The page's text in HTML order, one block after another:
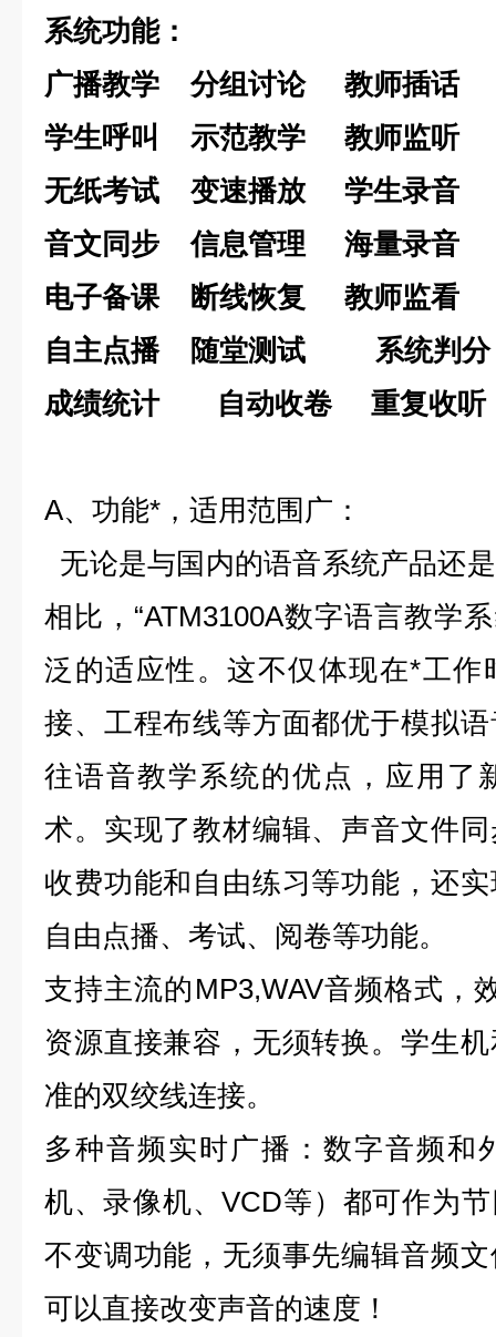
系统功能：
广播教学
分组讨论
教师插话
学生呼叫
示范教学
教师监听
无纸考试
变速播放 学生录音
音文同步
信息管理
海量录音
电子备课
断线恢复
教师监看
自主点播
随堂测试
系统判分
成绩统计 自动收卷
重复收听
A、功能*，适用范围广：
无论是与国内的语音系统产品还
相比，“ATM3100A数字语言教学
泛的适应性。这不仅体现在*工作
接、工程布线等方面都优于模拟
往语音教学系统的优点，应用了
术。实现了教材编辑、声音文件
收费功能和自由练习等功能，还
自由点播、考试、阅卷等功能。
支持主流的MP3,WAV音频格式，
资源直接兼容，无须转换。学生
准的双绞线连接。
多种音频实时广播：数字音频和
机、录像机、VCD等）都可作为
不变调功能，无须事先编辑音频
可以直接改变声音的速度！